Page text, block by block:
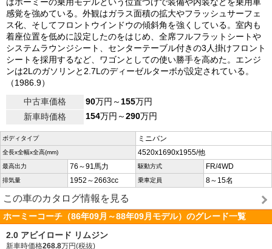
はホーミーの乗用モデルという位置づけで装備や内装などを乗用車
感覚を強めている。外観はガラス面積の拡大やフラッシュサーフェ
ス化、そしてフロントウインドウの傾斜角を強くしている。室内も
着座位置を低めに設定したのをはじめ、全席フルフラットシートや
システムラウンジシート、センターテーブル付きの3人掛けフロント
シートを採用するなど、ワゴンとしての使い勝手を高めた。エンジ
ンは2Lのガソリンと2.7Lのディーゼルターボが設定されている。
（1986.9）
中古車価格
90万円～155万円
新車時価格
154万円～290万円
ボディタイプ ミニバン
全長x全幅x全高(mm) 4520x1690x1955/他
最高出力 76～91馬力 駆動方式 FR/4WD
排気量 1952～2663cc 乗車定員 8～15名
この車のカタログ情報を見る
ホーミーコーチ（86年09月～88年09月モデル）のグレード一覧
2.0 アビイロード リムジン
新車時価格268.8万円(税抜)